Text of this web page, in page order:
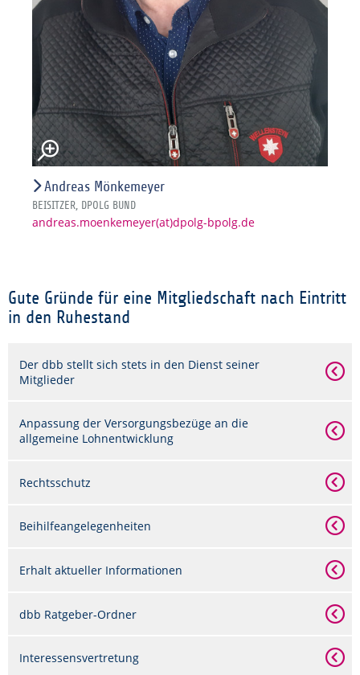
Andreas Mönkemeyer
BEISITZER, DPOLG BUND
andreas.moenkemeyer(at)dpolg-bpolg.de
Gute Gründe für eine Mitgliedschaft nach Eintritt
in den Ruhestand
Der dbb stellt sich stets in den Dienst seiner
Mitglieder
Anpassung der Versorgungsbezüge an die
allgemeine Lohnentwicklung
Rechtsschutz
Beihilfeangelegenheiten
Erhalt aktueller Informationen
dbb Ratgeber-Ordner
Interessensvertretung